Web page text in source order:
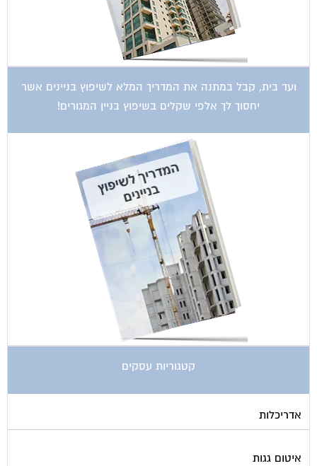
ועד בית, קבל במתנה את המדריך המלא לשיפוץ בניינים אשר
יחסוך לך אלפי שקלים בשיפוץ בניין המגורים!
קטגוריות עסקים
אדריכלות
איטום גגות